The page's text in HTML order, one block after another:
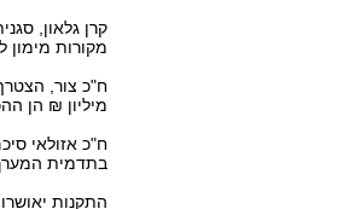
קרן גלאון,
מקורות
מיליון ₪ הן
בתדמית
התקנות